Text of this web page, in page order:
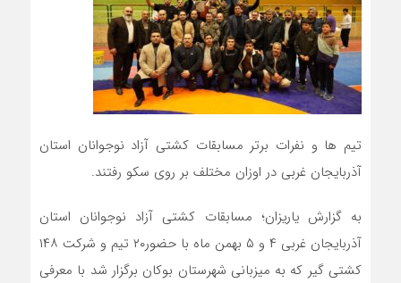
تیم ها و نفرات برتر مسابقات کشتی آزاد نوجوانان استان
آذربایجان غربی در اوزان مختلف بر روی سکو رفتند.
به گزارش یاریزان؛ مسابقات کشتی آزاد نوجوانان استان
آذربایجان غربی ۴ و ۵ بهمن ماه با حضور٢٠ تیم و شرکت ١۴٨
کشتی گیر که به میزبانی شهرستان بوکان برگزار شد با معرفی